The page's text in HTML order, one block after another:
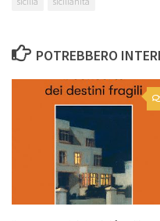
POTREBBERO